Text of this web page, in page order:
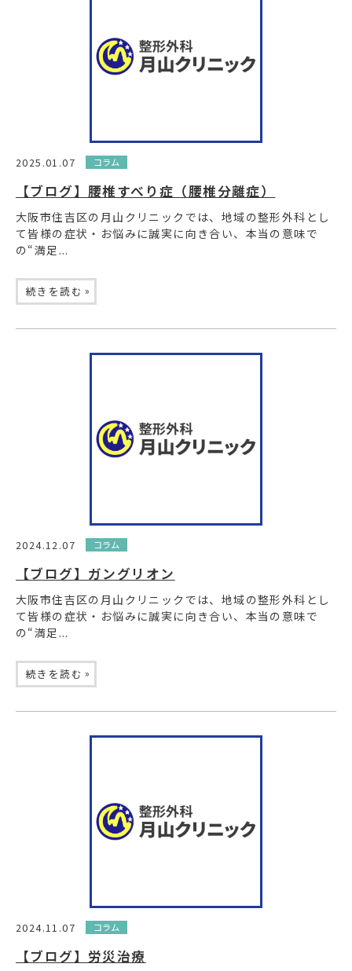
2025.01.07 コラム
【ブログ】腰椎すべり症（腰椎分離症）
大阪市住吉区の月山クリニックでは、地域の整形外科とし
て皆様の症状・お悩みに誠実に向き合い、本当の意味で
の“満足...
続きを読む »
2024.12.07 コラム
【ブログ】ガングリオン
大阪市住吉区の月山クリニックでは、地域の整形外科とし
て皆様の症状・お悩みに誠実に向き合い、本当の意味で
の“満足...
続きを読む »
2024.11.07 コラム
【ブログ】労災治療